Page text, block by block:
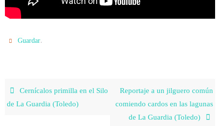
Guardar.
Cernícalos primilla en el Silo
de La Guardia (Toledo)
Reportaje a un jilguero común
comiendo cardos en las lagunas
de La Guardia (Toledo)